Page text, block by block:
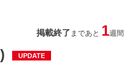
掲載終了 まであと 1週間
UPDATE